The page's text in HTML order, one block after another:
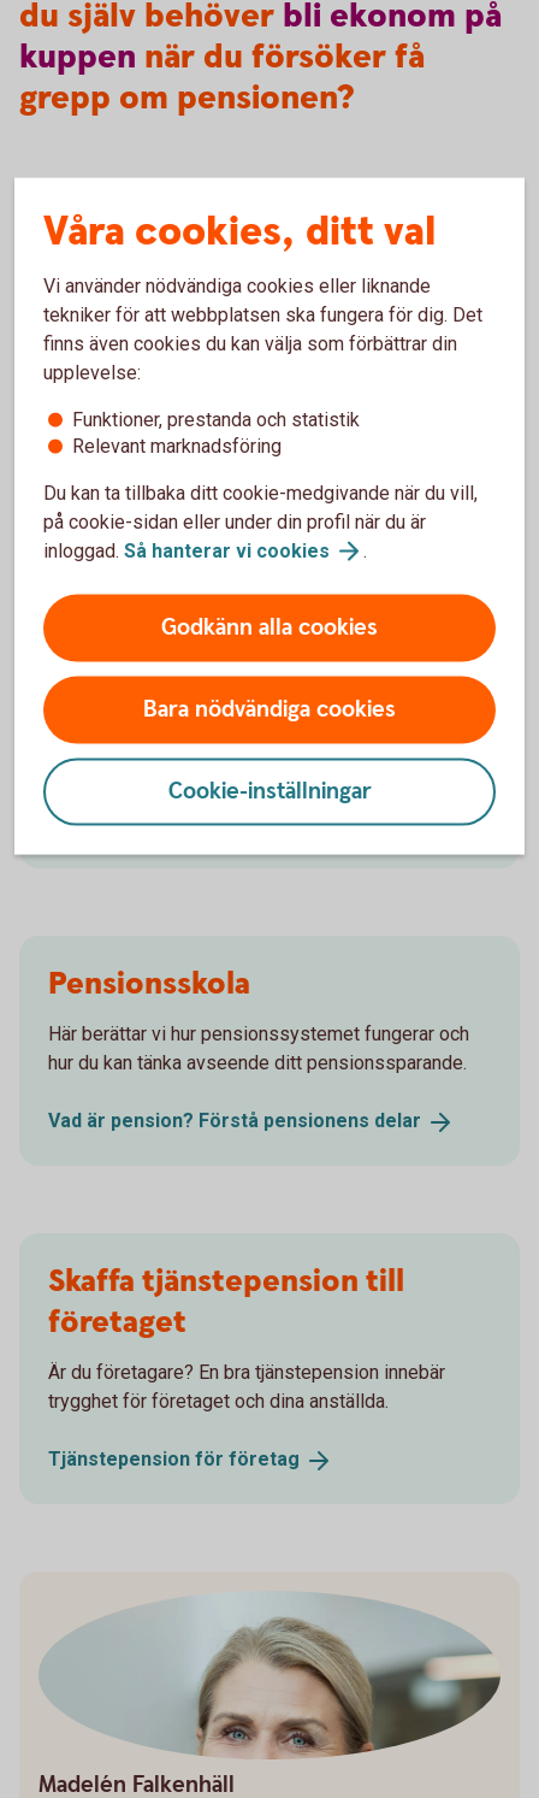
du själv behöver bli ekonom på
kuppen när du försöker få
grepp om pensionen?
minpension. se
. Där kan du se precis hur dina
uträkningar ser ut och vad du kommer att få ut när du går i
pension.
Pension
Pension - mer information
Börja pensionsspara
Låt oss hjälpa dig att komma igång med
pensionssparandet till din framtida pension!
Pensionsspara - räkna ut dinpension
Pensionsskola
Här berättar vi hur pensionssystemet fungerar och
hur du kan tänka avseende ditt pensionssparande.
Vad är pension? Förstå pensionens delar
Skaffa tjänstepension till
företaget
Är du företagare? En bra tjänstepension innebär
trygghet för företaget och dina anställda.
Tjänstepension för företag
Madelén Falkenhäll
Våra cookies, ditt val
Vi använder nödvändiga cookies eller liknande
tekniker för att webbplatsen ska fungera för dig. Det
finns även cookies du kan välja som förbättrar din
upplevelse:
Funktioner, prestanda och statistik
Relevant marknadsföring
Du kan ta tillbaka ditt cookie-medgivande när du vill,
på cookie-sidan eller under din profil när du är
inloggad. Så hanterar vi cookies .
Godkänn alla cookies
Bara nödvändiga cookies
Cookie-inställningar